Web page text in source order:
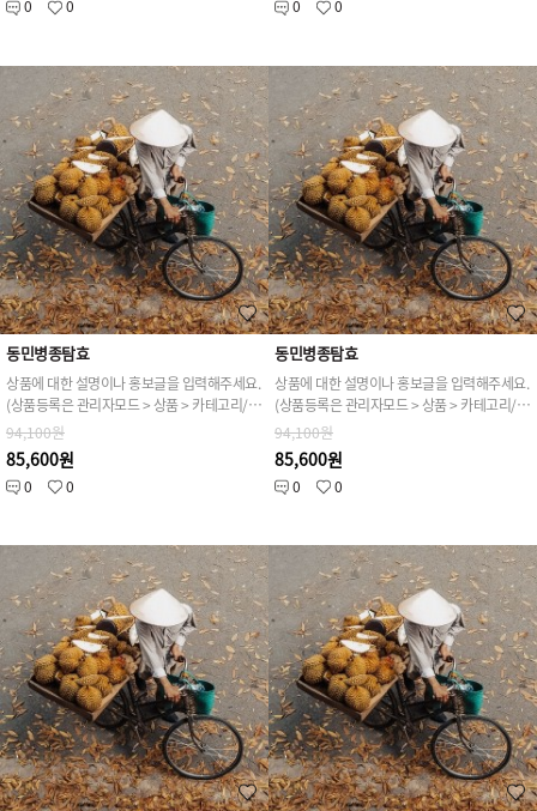
0 0 0 0
동민병종탐효
상품에 대한 설명이나 홍보글을 입력해주세요.
(상품등록은 관리자모드 > 상품 > 카테고리/상품관리 > 상품등록 가능)
94,100원
85,600원
0 0
동민병종탐효
상품에 대한 설명이나 홍보글을 입력해주세요.
(상품등록은 관리자모드 > 상품 > 카테고리/상품관리 > 상품등록 가능)
94,100원
85,600원
0 0